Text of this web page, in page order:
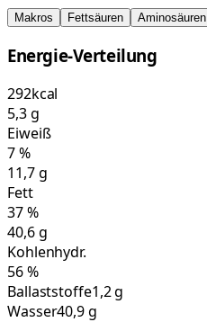
Makros Fettsäuren Aminosäuren
Energie-Verteilung
292kcal
5,3g
Eiweiß
7%
11,7g
Fett
37%
40,6g
Kohlenhydr.
56%
Ballaststoffe1,2 g
Wasser40,9 g